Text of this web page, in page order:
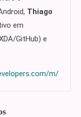
Thiago
em
GitHub) e
m/